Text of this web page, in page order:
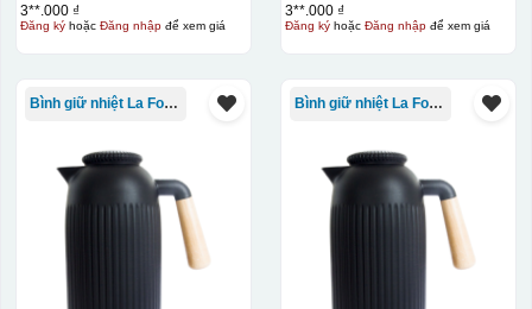
3**.000 ₫
Đăng kýhoặc Đăng nhậpđể xem giá
3**.000 ₫
Đăng kýhoặc Đăng nhậpđể xem giá
Bình giữ nhiệt La Fonte Bình giữ nhiệt La Fonte